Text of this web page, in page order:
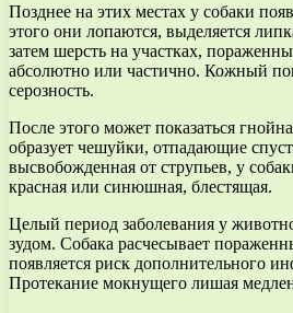
Позднее на этих местах у собаки
этого они лопаются, выделяется
затем шерсть на участках,
абсолютно или частично. Кожный
серозность.
После этого может показаться
образует чешуйки, отпадающие
высвобожденная от струпьев, у
красная или синюшная, блестящая.
Целый период заболевания у
зудом. Собака расчесывает
появляется риск дополнительного
Протекание мокнущего лишая